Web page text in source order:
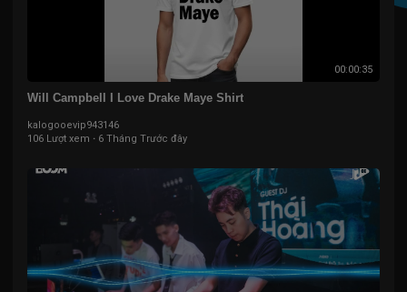
00:00:35
Will Campbell I Love Drake Maye Shirt
kalogooevip943146
106 Lượt xem · 6 Tháng Trước đây